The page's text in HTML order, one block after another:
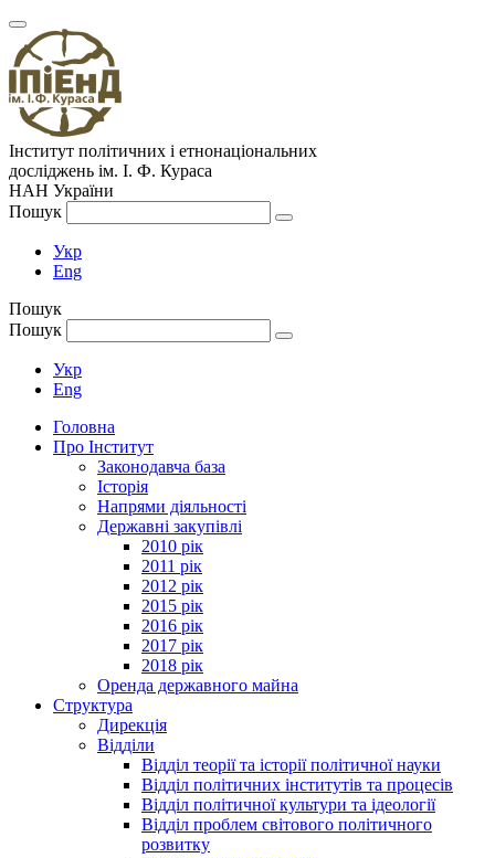
Інститут політичних і етнонаціональних
досліджень ім. І. Ф. Кураса
НАН України
Пошук
Укр
Eng
Пошук
Пошук
Укр
Eng
Головна
Про Інститут
Законодавча база
Історія
Напрями діяльності
Державні закупівлі
2010 рік
2011 рік
2012 рік
2015 рік
2016 рік
2017 рік
2018 рік
Оренда державного майна
Структура
Дирекція
Відділи
Відділ теорії та історії політичної науки
Відділ політичних інститутів та процесів
Відділ політичної культури та ідеології
Відділ проблем світового політичного
розвитку